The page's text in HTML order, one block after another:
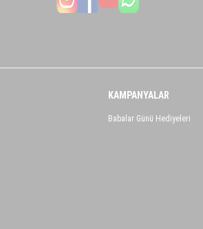
KAMPANYALAR
Babalar Günü Hediyeleri